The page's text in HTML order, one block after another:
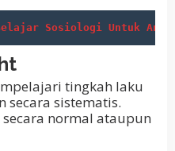
Sosiologi Untuk Anak
tingkah laku
secara sistematis.
normal ataupun